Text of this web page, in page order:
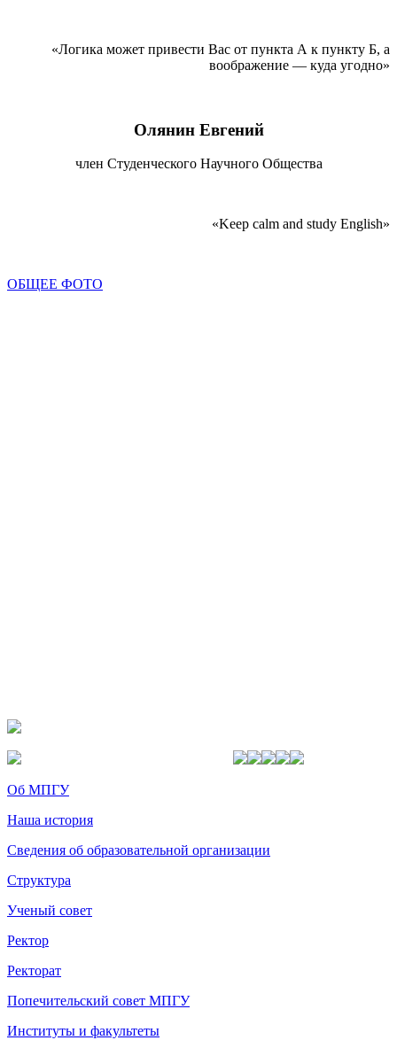
«Логика может привести Вас от пункта А к пункту Б, а
воображение — куда угодно»
Олянин Евгений
член Студенческого Научного Общества
«Keep calm and study English»
ОБЩЕЕ ФОТО
Об МПГУ
Наша история
Сведения об образовательной организации
Структура
Ученый совет
Ректор
Ректорат
Попечительский совет МПГУ
Институты и факультеты